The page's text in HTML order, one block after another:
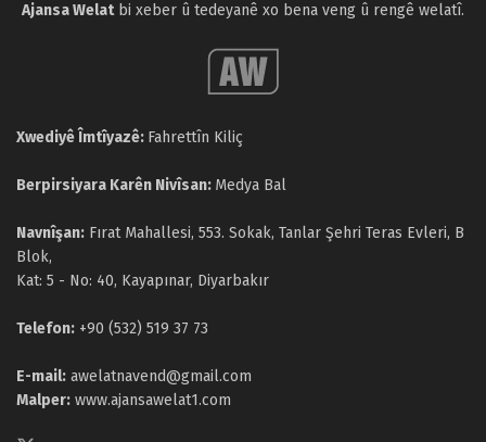
Ajansa Welatbi xeber û tedeyanê xo bena veng û rengê welatî.
Xwediyê Îmtîyazê: Fahrettîn Kiliç
Berpirsiyara Karên Nivîsan: Medya Bal
Navnîşan: Fırat Mahallesi, 553. Sokak, Tanlar Şehri Teras Evleri, B
Blok,
Kat: 5 - No: 40, Kayapınar, Diyarbakır
Telefon: +90 (532) 519 37 73
E-mail: awelatnavend@gmail.com
Malper: www.ajansawelat1.com